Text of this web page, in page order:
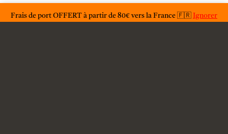
Frais de port OFFERT à partir de 80€ vers la France 🇫🇷 Ignorer
F.A.Q.